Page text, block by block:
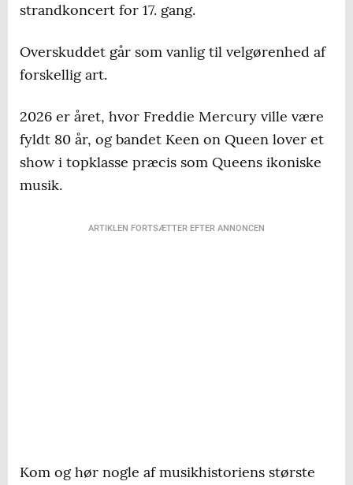
strandkoncert for 17. gang.
Overskuddet går som vanlig til velgørenhed af
forskellig art.
2026 er året, hvor Freddie Mercury ville være
fyldt 80 år, og bandet Keen on Queen lover et
show i topklasse præcis som Queens ikoniske
musik.
ARTIKLEN FORTSÆTTER EFTER ANNONCEN
Kom og hør nogle af musikhistoriens største